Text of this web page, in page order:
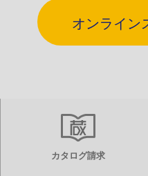
オンライン
カタログ請求